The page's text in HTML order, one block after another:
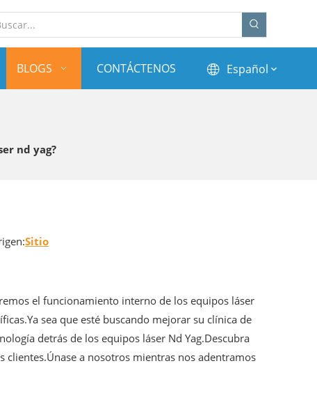
BLOGS CONTÁCTENOS Español
nd yag?
Sitio
el funcionamiento interno de los equipos láser
sea que esté buscando mejorar su clínica de
detrás de los equipos láser Nd Yag.Descubra
clientes.Únase a nosotros mientras nos adentramos